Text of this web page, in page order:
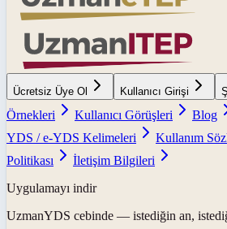
Ücretsiz Üye Ol Kullanıcı Girişi
Örnekleri
Kullanıcı Görüşleri Blog
YDS / e-YDS Kelimeleri
Kullanım
Politikası
İletişim Bilgileri
Uygulamayı indir
UzmanYDS cebinde — istediğin an,